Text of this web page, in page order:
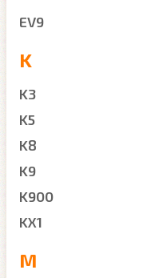
EV9
K
K3
K5
K8
K9
K900
KX1
M